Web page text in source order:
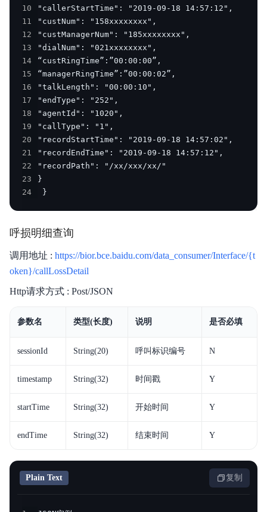
10
11
12
13
14
15
16
17
18
19
20
21
22
23
24
}
呼损明细查询
调用地址 : https://bior.bce.baidu.com/data_consumer/Interface/{t
oken}/callLossDetail
Http请求方式 : Post/JSON
参数名 类型(长度) 说明 是否必填
sessionId String(20) 呼叫标识编号 N
timestamp String(32) 时间戳 Y
startTime String(32) 开始时间 Y
endTime String(32) 结束时间 Y
Plain Text 复制